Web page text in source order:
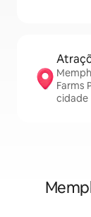
Farms
cidade